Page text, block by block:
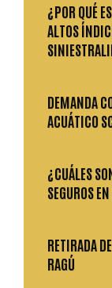
¿POR QUÉ
ALTOS
DEMANDA
ACUÁTICO
¿CUÁLES
SEGUROS
RETIRADA
RAGÚ